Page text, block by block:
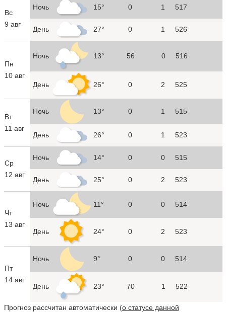
Вс
9 авг
Ночь 15° 0 1 517
День 27° 0 1 526
Пн
10 авг
Ночь 13° 56 0 516
День 26° 0 2 525
Вт
11 авг
Ночь 13° 0 1 515
День 26° 0 1 523
Ср
12 авг
Ночь 14° 0 0 515
День 25° 0 2 523
Чт
13 авг
Ночь 11° 0 0 514
День 24° 0 2 523
Пт
14 авг
Ночь 9° 0 0 514
День 23° 70 1 522
Прогноз рассчитан автоматически (о статусе данной